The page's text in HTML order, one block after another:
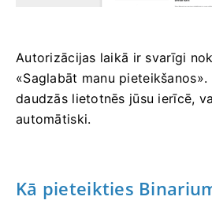
Autorizācijas laikā ir svarīgi
«Saglabāt manu
daudzās lietotnēs jūsu ierīcē,
automātiski.
Kā pieteikties